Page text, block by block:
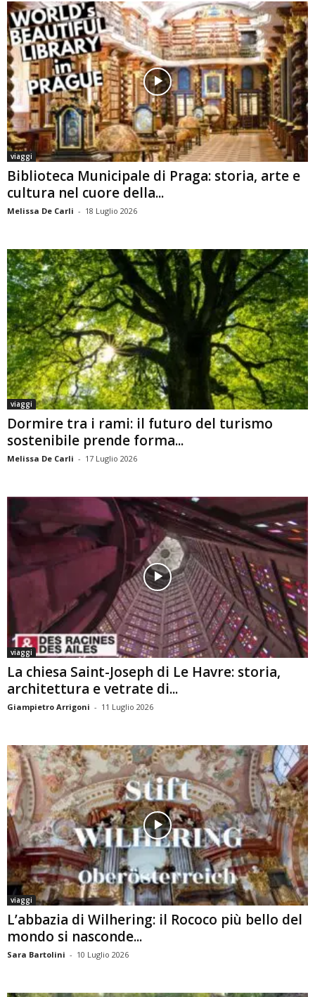
viaggi
Biblioteca Municipale di Praga: storia, arte e
cultura nel cuore della...
Melissa De Carli - 18 Luglio 2026
viaggi
Dormire tra i rami: il futuro del turismo
sostenibile prende forma...
Melissa De Carli - 17 Luglio 2026
viaggi
La chiesa Saint-Joseph di Le Havre: storia,
architettura e vetrate di...
Giampietro Arrigoni - 11 Luglio 2026
viaggi
L’abbazia di Wilhering: il Rococo più bello del
mondo si nasconde...
Sara Bartolini - 10 Luglio 2026